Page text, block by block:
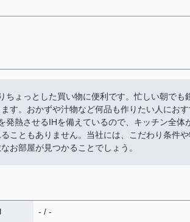
ょっとした買い物に便利です。忙しい朝でも
す。おかずや汁物など何品も作りたい人におす
発熱させるIHを備えているので、キッチン全体
こともありません。当社には、こだわり条件
お部屋が見つかることでしょう。
- / -